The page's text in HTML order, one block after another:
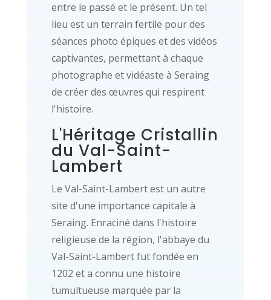
entre le passé et le présent. Un tel
lieu est un terrain fertile pour des
séances photo épiques et des vidéos
captivantes, permettant à chaque
photographe et vidéaste à Seraing
de créer des œuvres qui respirent
l'histoire.
L'Héritage Cristallin
du Val-Saint-
Lambert
Le Val-Saint-Lambert est un autre
site d'une importance capitale à
Seraing. Enraciné dans l'histoire
religieuse de la région, l'abbaye du
Val-Saint-Lambert fut fondée en
1202 et a connu une histoire
tumultueuse marquée par la